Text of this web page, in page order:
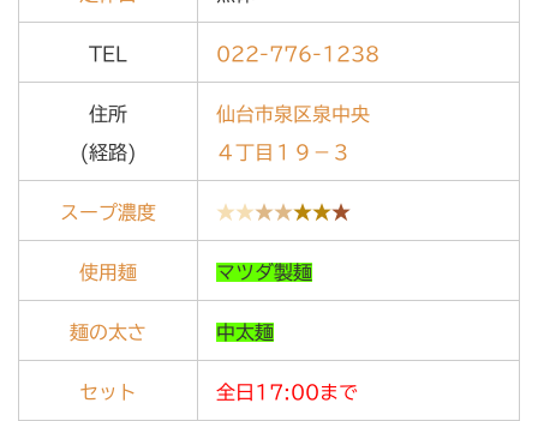
TEL 022-776-1238
住所
(経路)
仙台市泉区泉中央
４丁目１９－３
スープ濃度 ★★★★★★★
使用麺 マツダ製麺
麺の太さ 中太麺
セット 全日17:00まで